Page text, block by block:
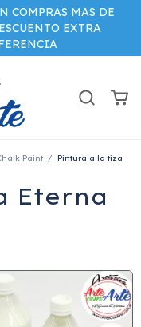
COMPRAS MAS DE
EXTRA
Paint / Pintura a la tiza
Eterna